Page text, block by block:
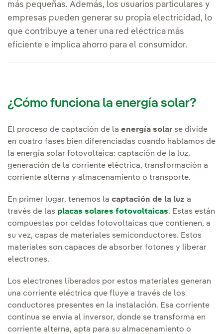
más pequeñas. Además, los usuarios particulares y
empresas pueden generar su propia electricidad, lo
que contribuye a tener una red eléctrica más
eficiente e implica ahorro para el consumidor.
¿Cómo funciona la energía solar?
El proceso de captación de la energía solar se divide
en cuatro fases bien diferenciadas cuando hablamos de
la energía solar fotovoltaica: captación de la luz,
generación de la corriente eléctrica, transformación a
corriente alterna y almacenamiento o transporte.
En primer lugar, tenemos la captación de la luz a
través de las placas solares fotovoltaicas. Estas están
compuestas por celdas fotovoltaicas que contienen, a
su vez, capas de materiales semiconductores. Estos
materiales son capaces de absorber fotones y liberar
electrones.
Los electrones liberados por estos materiales generan
una corriente eléctrica que fluye a través de los
conductores presentes en la instalación. Esa corriente
continua se envía al inversor, donde se transforma en
corriente alterna, apta para su almacenamiento o